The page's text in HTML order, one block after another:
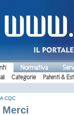
Normativa
Categorie
Patenti &
CQC
Merci